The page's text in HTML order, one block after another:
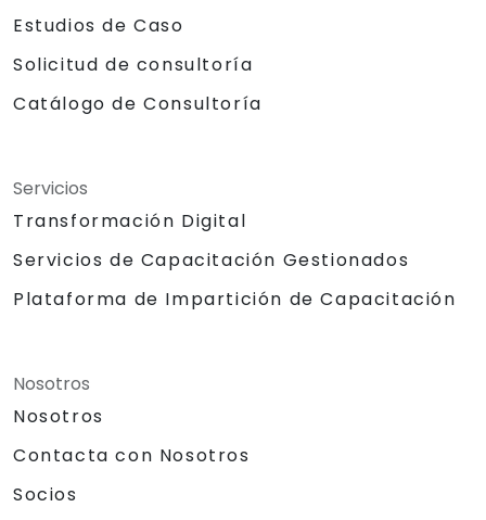
Estudios de Caso
Solicitud de consultoría
Catálogo de Consultoría
Servicios
Transformación Digital
Servicios de Capacitación Gestionados
Plataforma de Impartición de Capacitación
Nosotros
Nosotros
Contacta con Nosotros
Socios